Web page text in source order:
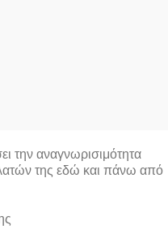
την αναγνωρισιμότητα
της εδώ και πάνω από